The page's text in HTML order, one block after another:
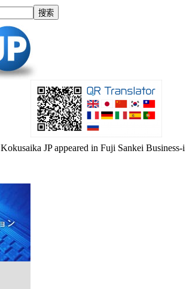
Kokusaika JP appeared in Fuji Sankei Business-i